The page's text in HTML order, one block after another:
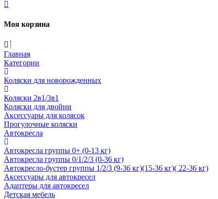
Моя корзина
Главная
Категории
Коляски для новорожденных
Коляски 2в1/3в1
Коляски для двойни
Аксессуары для колясок
Прогулочные коляски
Автокресла
Автокресла группы 0+ (0-13 кг)
Автокресла группы 0/1/2/3 (0-36 кг)
Автокресло-бустер группы 1/2/3 (9-36 кг)(15-36 кг)( 22-36 кг)
Аксессуары для автокресел
Адаптеры для автокресел
Детская мебель